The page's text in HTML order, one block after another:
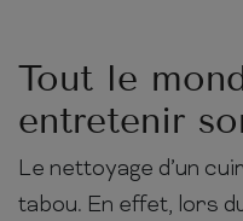
Tout le
entretenir
Le nettoyage d’un
tabou. En effet, lors